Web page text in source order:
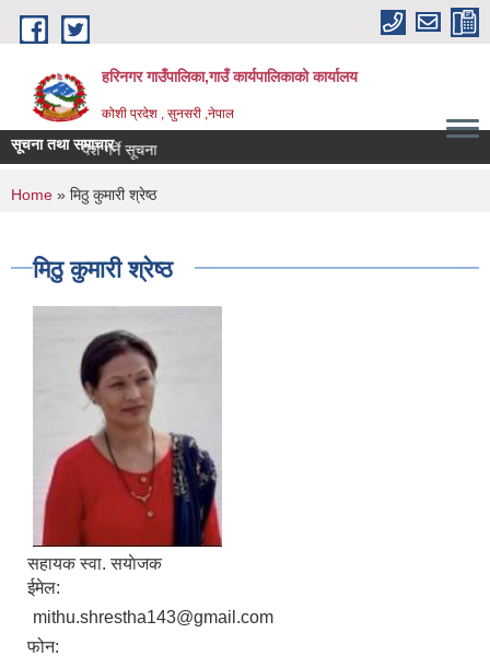
Skip to main content
हरिनगर गाउँपालिका,गाउँ कार्यपालिकाको कार्यालय
कोशी प्रदेश , सुनसरी ,नेपाल
सूचना तथा समाचार
You are here
Home » मिठु कुमारी श्रेष्ठ
मिठु कुमारी श्रेष्ठ
सहायक स्वा. स‌याेजक
ईमेल:
mithu.shrestha143@gmail.com
फोन: